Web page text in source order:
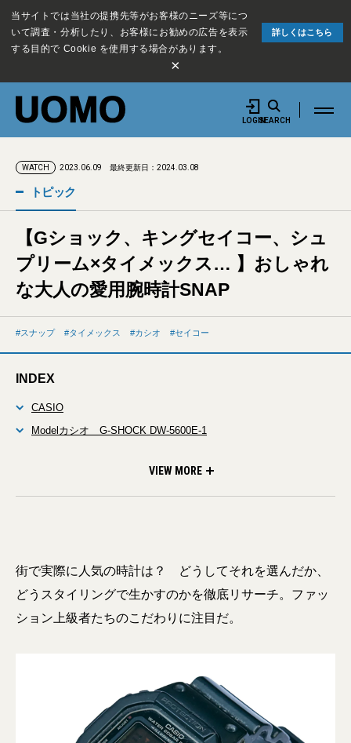
当サイトでは当社の提携先等がお客様のニーズ等につ
いて調査・分析したり、お客様にお勧めの広告を表示
する目的で Cookie を使用する場合があります。
詳しくはこちら
×
LOGINSEARCH
WATCH 2023.06.09 最終更新日：2024.03.08
トピック
【Gショック、キングセイコー、シュ
プリーム×タイメックス… 】おしゃれ
な大人の愛用腕時計SNAP
スナップ タイメックス カシオ セイコー
INDEX
CASIO
Modelカシオ G-SHOCK DW-5600E-1
シャツには手元の重ねづけが有効
VIEW MORE
街で実際に人気の時計は？ どうしてそれを選んだか、
どうスタイリングで生かすのかを徹底リサーチ。ファッ
ション上級者たちのこだわりに注目だ。